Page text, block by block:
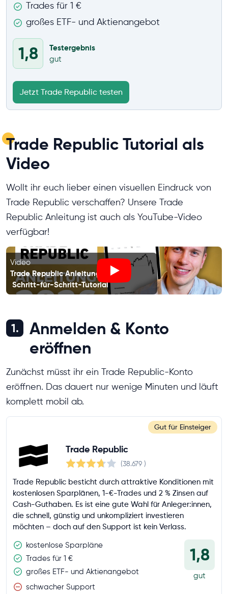
Trades für 1 €
großes ETF- und Aktienangebot
1,8
Testergebnis
gut
Jetzt Trade Republic testen
Trade Republic Tutorial als
Video
Wollt ihr euch lieber einen visuellen Eindruck von
Trade Republic verschaffen? Unsere Trade
Republic Anleitung ist auch als YouTube-Video
verfügbar!
Video
Trade Republic Anleitung 2026 –
Schritt-für-Schritt-Tutorial
Play
1.
Anmelden & Konto
eröffnen
Zunächst müsst ihr ein Trade Republic-Konto
eröffnen. Das dauert nur wenige Minuten und läuft
komplett mobil ab.
Gut für Einsteiger
Trade Republic
(38.679 )
Trade Republic besticht durch attraktive Konditionen mit
kostenlosen Sparplänen, 1-€-Trades und 2 % Zinsen auf
Cash-Guthaben. Es ist eine gute Wahl für Anleger:innen,
die schnell, günstig und unkompliziert investieren
möchten – doch auf den Support ist kein Verlass.
kostenlose Sparpläne
Trades für 1 €
großes ETF- und Aktienangebot
schwacher Support
1,8
gut